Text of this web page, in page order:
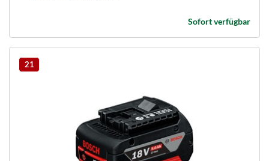
Sofort verfügbar
21